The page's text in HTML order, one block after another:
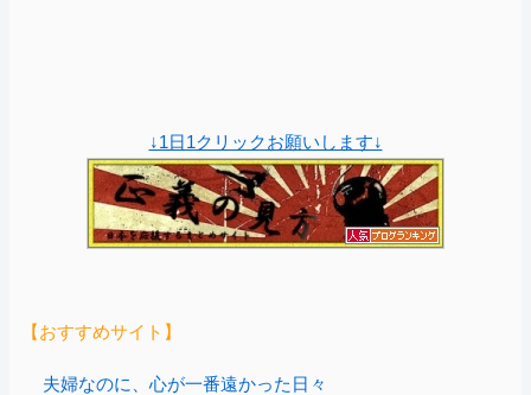
↓1日1クリックお願いします↓
【おすすめサイト】
夫婦なのに、心が一番遠かった日々